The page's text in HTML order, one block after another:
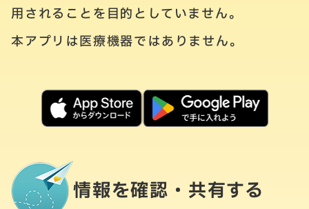
用されることを目的としていません。
本アプリは医療機器ではありません。
情報を確認・共有する